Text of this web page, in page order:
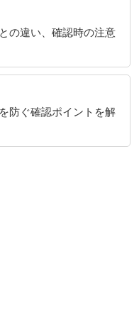
の違い、確認時の注意
防ぐ確認ポイントを解